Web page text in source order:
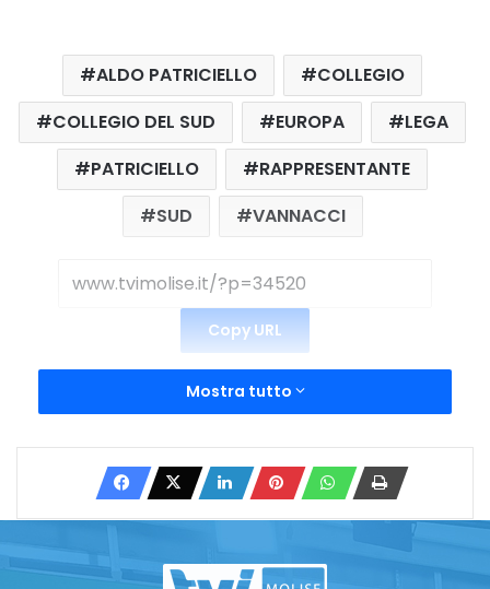
ALDO PATRICIELLO
COLLEGIO
COLLEGIO DEL SUD
EUROPA
LEGA
PATRICIELLO
RAPPRESENTANTE
SUD
VANNACCI
Copy URL
Mostra tutto